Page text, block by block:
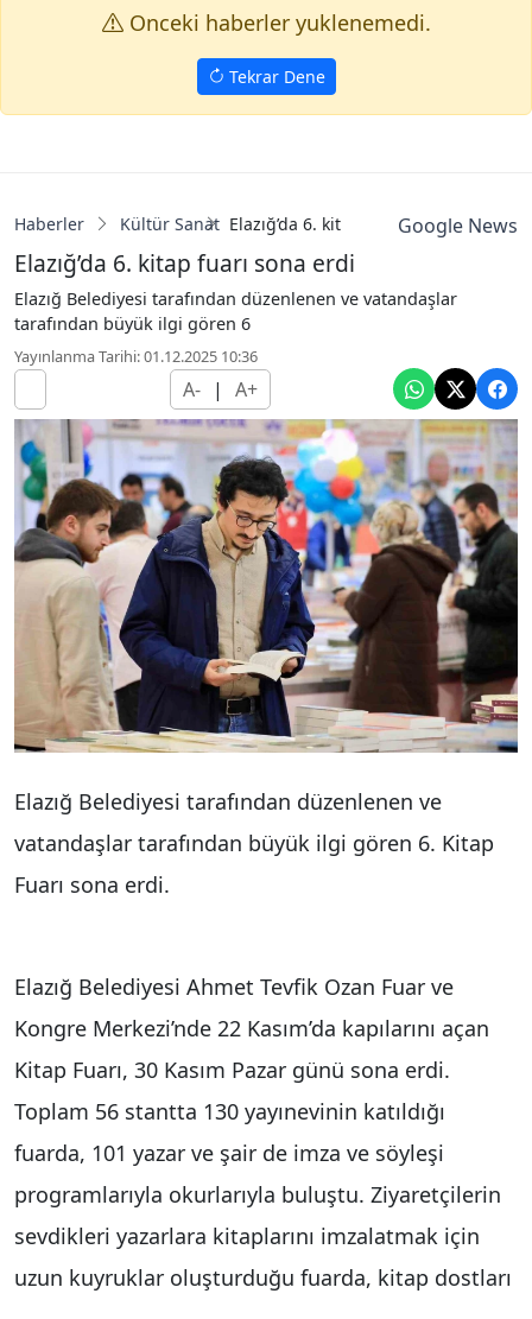
Onceki haberler yuklenemedi.
Tekrar Dene
Haberler Kültür Sanat Elazığ’da 6. kitap fuarı sona erdi
Google News
Elazığ’da 6. kitap fuarı sona erdi
Elazığ Belediyesi tarafından düzenlenen ve vatandaşlar
tarafından büyük ilgi gören 6
Yayınlanma Tarihi: 01.12.2025 10:36
A- | A+
Elazığ Belediyesi tarafından düzenlenen ve
vatandaşlar tarafından büyük ilgi gören 6. Kitap
Fuarı sona erdi.
Elazığ Belediyesi Ahmet Tevfik Ozan Fuar ve
Kongre Merkezi’nde 22 Kasım’da kapılarını açan
Kitap Fuarı, 30 Kasım Pazar günü sona erdi.
Toplam 56 stantta 130 yayınevinin katıldığı
fuarda, 101 yazar ve şair de imza ve söyleşi
programlarıyla okurlarıyla buluştu. Ziyaretçilerin
sevdikleri yazarlara kitaplarını imzalatmak için
uzun kuyruklar oluşturduğu fuarda, kitap dostları